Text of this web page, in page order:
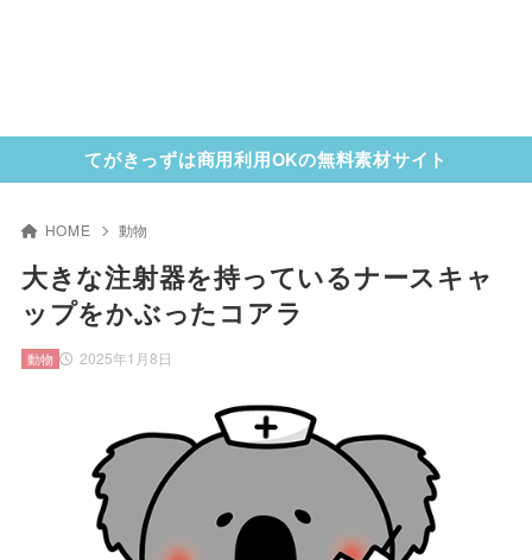
てがきっずは商用利用OKの無料素材サイト
HOME 動物
大きな注射器を持っているナースキャ
ップをかぶったコアラ
2025年1月8日
動物